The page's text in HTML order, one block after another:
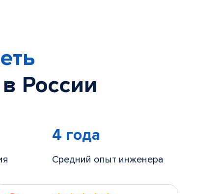
России
4 года
Средний опыт инженера